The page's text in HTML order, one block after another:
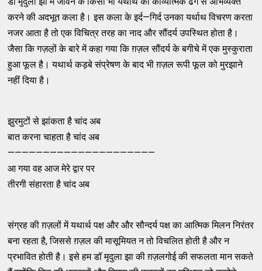
करने की अदभूत कला है। इस कला के इर्द—गिर्द उनका यर्थाथ विचरण करता
नजर आता है ​तो एक​ विचित्र तरह का नाद और सौंदर्य उपस्थित होता है।
जैसा कि गज़ल़ों के बारे में कहा गया कि ग़ज़ल सौंदर्य के बगीचे में एक मुस्कुराता
हुआ फूल है। यथार्थ कड़बे संप्रेषण के बाद भी ग़ज़ल रूपी फूल को मुरझाने
नहीं दिया है।
झुरमुटों से झांकता है चांद अब
बात करना चाहता है चांद अब
—————————————————————
आ गया वह आज मेरे द्वार पर
तीरगी संहारता है चांद अब
संग्रह की ग़ज़लों में यथार्थ पक्ष और और सौन्दर्य पक्ष का आत्मिक मिलन निरंतर
बना रहता है, जिससे ग़ज़ल की मासूमियत न तो विचलित होती है और न
प्रभावित होती है। इसे हम डॉ मृदुला झा की ग़ज़लगोई की सफलता मान सकते